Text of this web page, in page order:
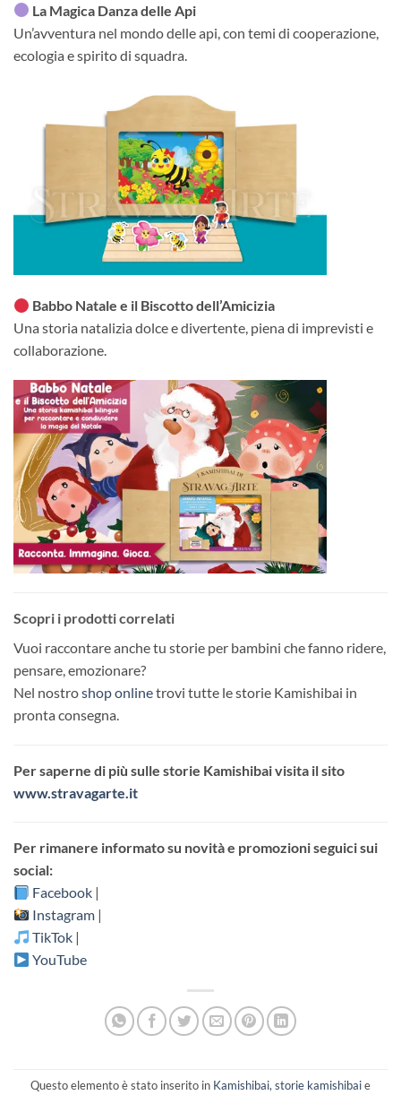
La Magica Danza delle Api
Un’avventura nel mondo delle api, con temi di cooperazione,
ecologia e spirito di squadra.
Babbo Natale e il Biscotto dell’Amicizia
Una storia natalizia dolce e divertente, piena di imprevisti e
collaborazione.
Scopri i prodotti correlati
Vuoi raccontare anche tu storie per bambini che fanno ridere,
pensare, emozionare?
Nel nostroshop onlinetrovi tutte le storie Kamishibai in
pronta consegna.
Per saperne di più sulle storie Kamishibai visita il sito
www.stravagarte.it
Per rimanere informato su novità e promozioni seguici sui
social:
Facebook |
Instagram |
TikTok |
YouTube
Questo elemento è stato inserito in Kamishibai, storie kamishibaie